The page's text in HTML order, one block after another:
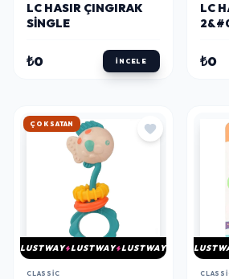
LC HASIR ÇINGIRAK
SINGLE
₺0 İNCELE
LC
₺0
HIZLI KARGO
LUSTWAY LUSTWAY LUSTWAY
CLASSIC